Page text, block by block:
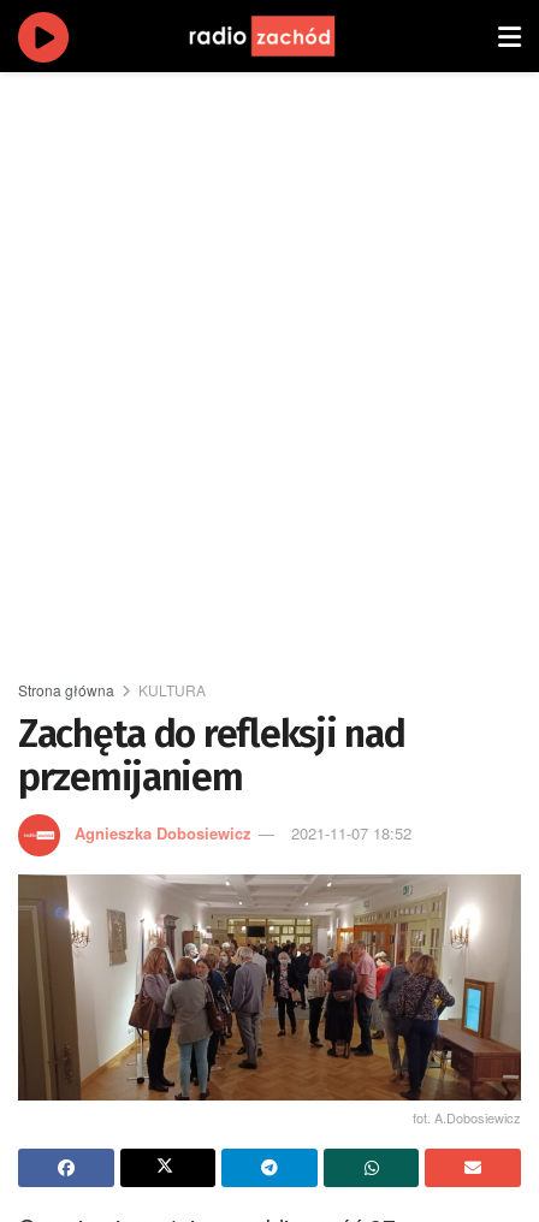
Strona główna KULTURA
Zachęta do refleksji nad
przemijaniem
Agnieszka Dobosiewicz 2021-11-07 18:52
fot. A.Dobosiewicz